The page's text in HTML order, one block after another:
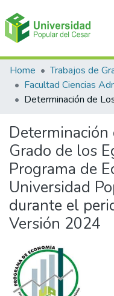
Communities &
All of DSpace
Home
Grado de los
Programa de
Universidad
durante el
Versión 2024